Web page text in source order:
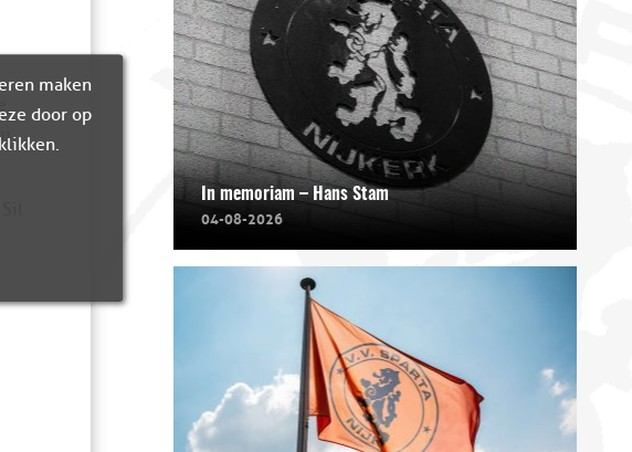
In memoriam – Hans Stam
04-08-2026
maken
door op